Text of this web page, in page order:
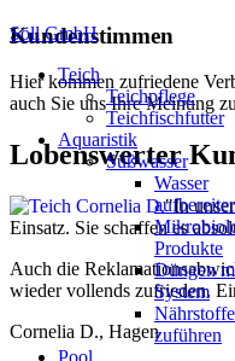
Söll GmbH
Teich
Teichpflege
Teichfischfutter
Aquaristik
Süßwasser
Wasser
Produkte
Düngen
System
Nährstoffe
zuführen
Pool
Kundenstimmen
Hier kommen zufriedene
auch Sie uns Ihre Meinung
Lobenswerter
"In
Einsatz. Sie schaffen es
Auch die
wieder vollends zufrieden.
Cornelia D., Hagen